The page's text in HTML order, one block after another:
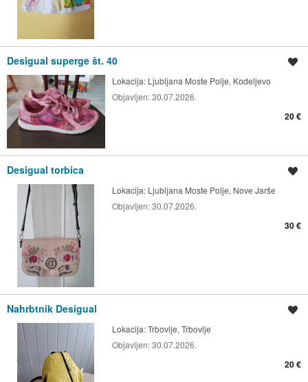
Desigual superge št. 40
Lokacija: Ljubljana Moste Polje, Kodeljevo
Objavljen:30.07.2026.
20 €
Desigual torbica
Lokacija: Ljubljana Moste Polje, Nove Jarše
Objavljen:30.07.2026.
30 €
Nahrbtnik Desigual
Lokacija:Trbovlje, Trbovlje
Objavljen:30.07.2026.
20 €